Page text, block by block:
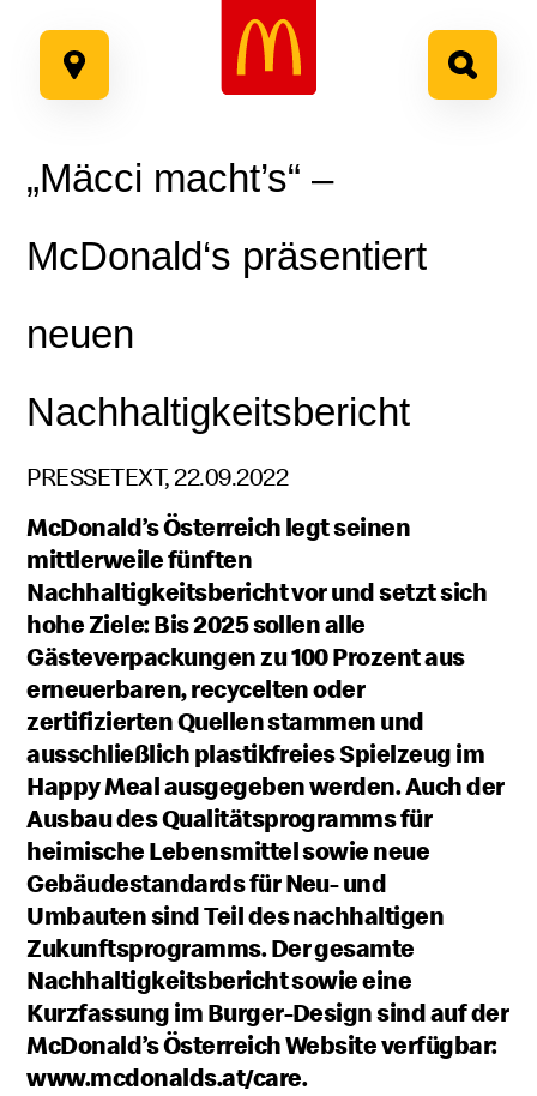
Inhalt
springen
„Mäcci macht’s“ –
McDonald‘s präsentiert
neuen
Nachhaltigkeitsbericht
PRESSETEXT, 22.09.2022
McDonald’s Österreich legt seinen
mittlerweile fünften
Nachhaltigkeitsbericht vor und setzt sich
hohe Ziele: Bis 2025 sollen alle
Gästeverpackungen zu 100 Prozent aus
erneuerbaren, recycelten oder
zertifizierten Quellen stammen und
ausschließlich plastikfreies Spielzeug im
Happy Meal ausgegeben werden. Auch der
Ausbau des Qualitätsprogramms für
heimische Lebensmittel sowie neue
Gebäudestandards für Neu- und
Umbauten sind Teil des nachhaltigen
Zukunftsprogramms. Der gesamte
Nachhaltigkeitsbericht sowie eine
Kurzfassung im Burger-Design sind auf der
McDonald’s Österreich Website verfügbar:
www.mcdonalds.at/care.